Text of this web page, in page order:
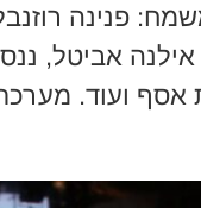
פנינה
אביטל,
אסף ועוד.